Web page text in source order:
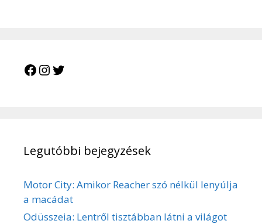
Legutóbbi bejegyzések
Motor City: Amikor Reacher szó nélkül lenyúlja
a macádat
Odüsszeia: Lentről tisztábban látni a világot